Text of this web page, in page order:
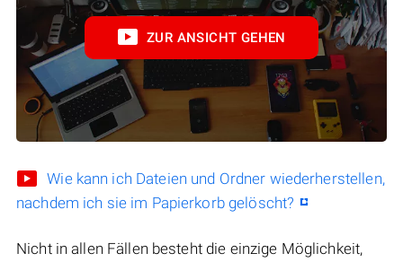
ZUR ANSICHT GEHEN
Wie kann ich Dateien und Ordner wiederherstellen,
nachdem ich sie im Papierkorb gelöscht?
Nicht in allen Fällen besteht die einzige Möglichkeit,